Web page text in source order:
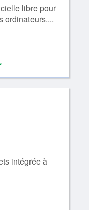
libre pour
ordinateurs....
*
0/4
intégrée à